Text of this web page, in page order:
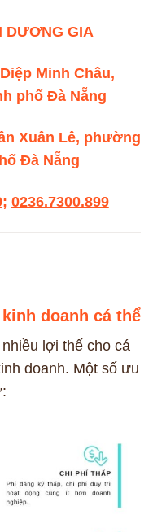
DƯƠNG GIA
Minh Châu,
phố Đà Nẵng
Xuân Lê, phường
Đà Nẵng
; 0236.7300.899
doanh cá thể
lợi thế cho cá
doanh. Một số ưu